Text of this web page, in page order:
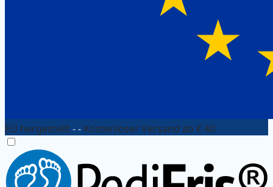
EU hergestellt- - Kostenloser Versand ab € 40